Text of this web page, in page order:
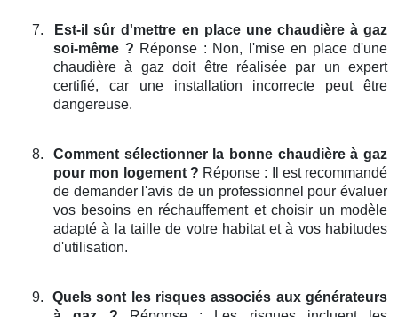
7.
Est-il sûr d'mettre en place une chaudière à gaz
soi-même ? Réponse : Non, l'mise en place d'une
chaudière à gaz doit être réalisée par un expert
certifié, car une installation incorrecte peut être
dangereuse.
8.
Comment sélectionner la bonne chaudière à gaz
pour mon logement ? Réponse : Il est recommandé
de demander l'avis de un professionnel pour évaluer
vos besoins en réchauffement et choisir un modèle
adapté à la taille de votre habitat et à vos habitudes
d'utilisation.
9.
Quels sont les risques associés aux générateurs